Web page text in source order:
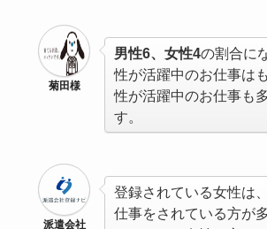
菊田様
男性6、女性4の割合に
性が活躍中のお仕事は
性が活躍中のお仕事も
す。
派遣会社
登録されている女性は
仕事をされている方が